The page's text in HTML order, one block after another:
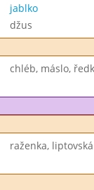
jablko
džus
chléb, máslo,
raženka,